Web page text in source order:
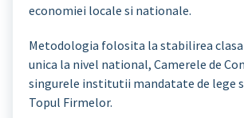
economiei locale si nationale.
Metodologia folosita la stabilirea
unica la nivel national, Camerele de
singurele institutii mandatate de lege
Topul Firmelor.